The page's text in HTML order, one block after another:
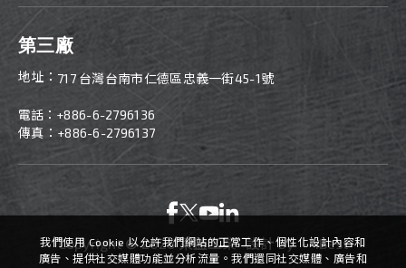
第三廠
地址： 717 台灣台南市仁德區忠義一街45-1號
電話： +886-6-2796136
傳真：+886-6-2796137
Copyright © 2026 萊益工業 設計 by -iBest
我們使用 Cookie 以允許我們網站的正常工作、個性化設計內容和
廣告、提供社交媒體功能並分析流量。我們還同社交媒體、廣告和